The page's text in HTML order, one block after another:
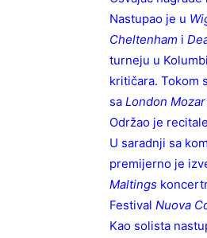
Nastupao je u
Cheltenham i
turneju u
kritičara. Tokom
sa London
Održao je
U saradnji sa
premijerno je
Maltings
Festival Nuova
Kao solista